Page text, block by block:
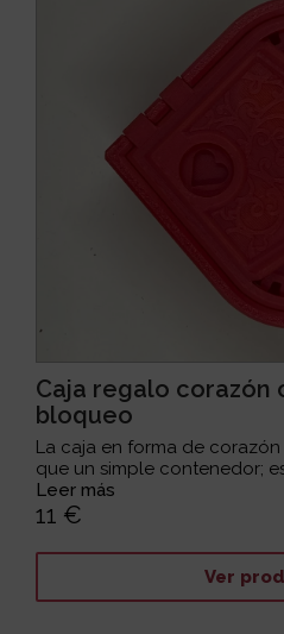
Caja regalo corazón
bloqueo
La caja en forma de
que un simple contenedor;
Leer más
11 €
Ver